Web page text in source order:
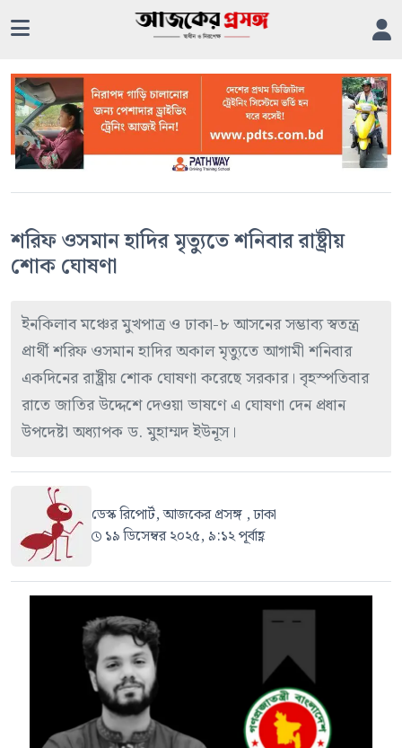
শরিফ ওসমান হাদির মৃত্যুতে শনিবার রাষ্ট্রীয়
শোক ঘোষণা
ইনকিলাব মঞ্চের মুখপাত্র ও ঢাকা-৮ আসনের সম্ভাব্য স্বতন্ত্র
প্রার্থী শরিফ ওসমান হাদির অকাল মৃত্যুতে আগামী শনিবার
একদিনের রাষ্ট্রীয় শোক ঘোষণা করেছে সরকার। বৃহস্পতিবার
রাতে জাতির উদ্দেশে দেওয়া ভাষণে এ ঘোষণা দেন প্রধান
উপদেষ্টা অধ্যাপক ড. মুহাম্মদ ইউনূস।
ডেস্ক রিপোর্ট, আজকের প্রসঙ্গ , ঢাকা
১৯ ডিসেম্বর ২০২৫, ৯:১২ পূর্বাহ্ণ